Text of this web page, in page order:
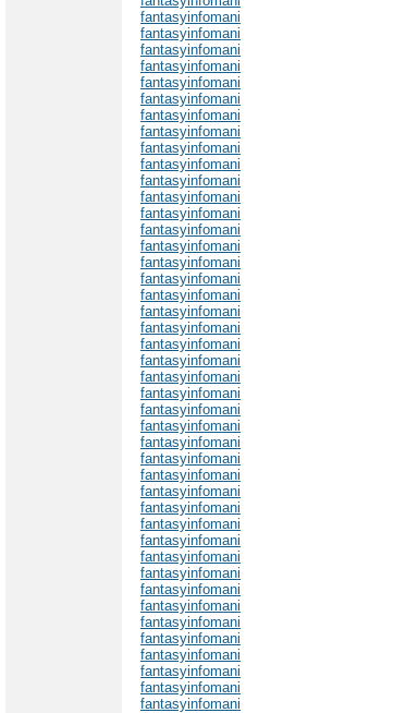
fantasyinfomani
fantasyinfomani
fantasyinfomani
fantasyinfomani
fantasyinfomani
fantasyinfomani
fantasyinfomani
fantasyinfomani
fantasyinfomani
fantasyinfomani
fantasyinfomani
fantasyinfomani
fantasyinfomani
fantasyinfomani
fantasyinfomani
fantasyinfomani
fantasyinfomani
fantasyinfomani
fantasyinfomani
fantasyinfomani
fantasyinfomani
fantasyinfomani
fantasyinfomani
fantasyinfomani
fantasyinfomani
fantasyinfomani
fantasyinfomani
fantasyinfomani
fantasyinfomani
fantasyinfomani
fantasyinfomani
fantasyinfomani
fantasyinfomani
fantasyinfomani
fantasyinfomani
fantasyinfomani
fantasyinfomani
fantasyinfomani
fantasyinfomani
fantasyinfomani
fantasyinfomani
fantasyinfomani
fantasyinfomani